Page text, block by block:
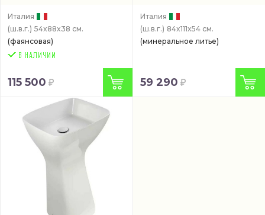
Италия
(ш.в.г.) 54x88x38 см.
(фаянсовая)
115 500
Италия
(ш.в.г.) 84x111x54 см.
(минеральное литье)
59 290